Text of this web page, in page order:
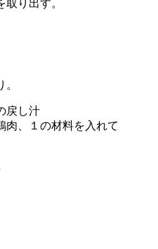
り出す。
戻し汁
肉、１の材料を入れて